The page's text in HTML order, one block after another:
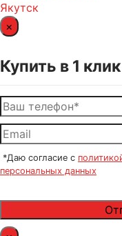
Якутск
×
Купить в 1 клик
*Даю согласие с
персональных данных